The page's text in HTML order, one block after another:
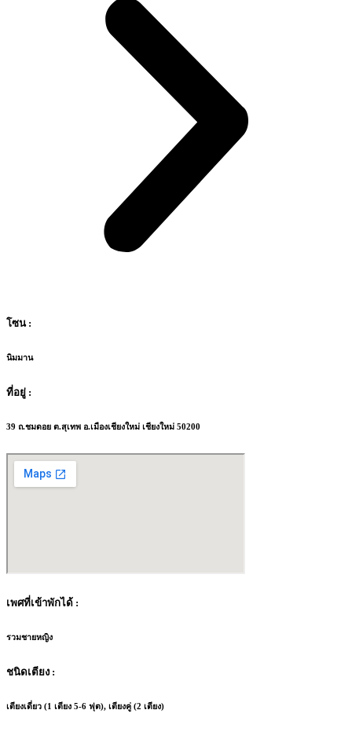
โซน :
นิมมาน
ที่อยู่ :
39 ถ.ชมดอย ต.สุเทพ อ.เมืองเชียงใหม่ เชียงใหม่ 50200
เพศที่เข้าพักได้ :
รวมชายหญิง
ชนิดเตียง :
เตียงเดี่ยว (1 เตียง 5-6 ฟุต), เตียงคู่ (2 เตียง)